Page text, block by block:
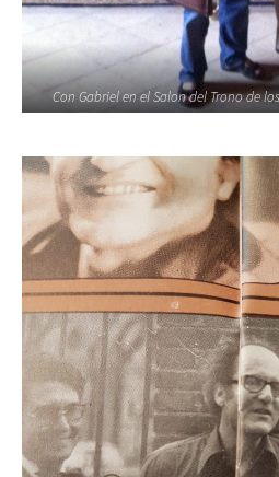
Con Gabriel en el Salon del Trono de